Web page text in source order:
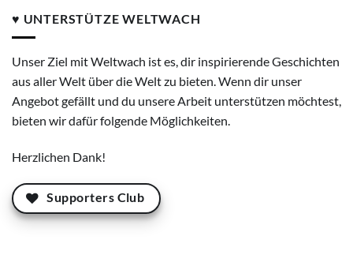
♥ UNTERSTÜTZE WELTWACH
Unser Ziel mit Weltwach ist es, dir inspirierende Geschichten
aus aller Welt über die Welt zu bieten. Wenn dir unser
Angebot gefällt und du unsere Arbeit unterstützen möchtest,
bieten wir dafür folgende Möglichkeiten.
Herzlichen Dank!
Supporters Club